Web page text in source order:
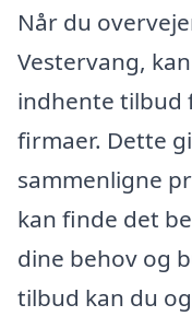
Når du
Vestervang,
indhente tilbud
firmaer. Dette
sammenligne
kan finde det
dine behov og
tilbud kan du